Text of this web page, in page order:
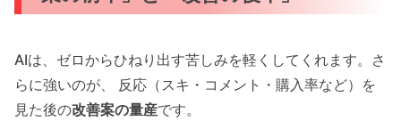
AIは、ゼロからひねり出す苦しみを軽くしてくれます。さ
らに強いのが、 反応（スキ・コメント・購入率など）を
見た後の改善案の量産です。